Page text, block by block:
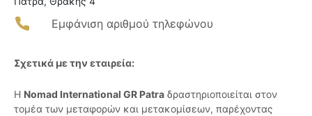
Εμφάνιση αριθμού τηλεφώνου
Σχετικά με την εταιρεία:
Η Nomad International GR Patra δραστηριοποιείται στον
τομέα των μεταφορών και μετακομίσεων, παρέχοντας